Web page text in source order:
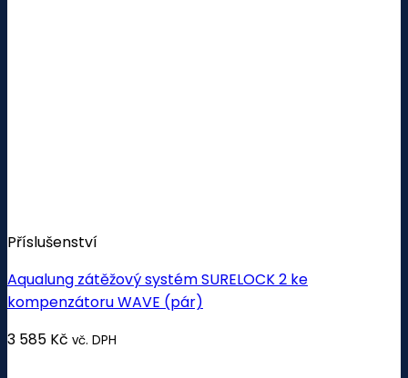
Příslušenství
Aqualung zátěžový systém SURELOCK 2 ke
kompenzátoru WAVE (pár)
3 585 Kč vč. DPH